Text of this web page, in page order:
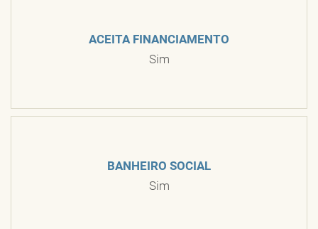
ACEITA FINANCIAMENTO
Sim
BANHEIRO SOCIAL
Sim